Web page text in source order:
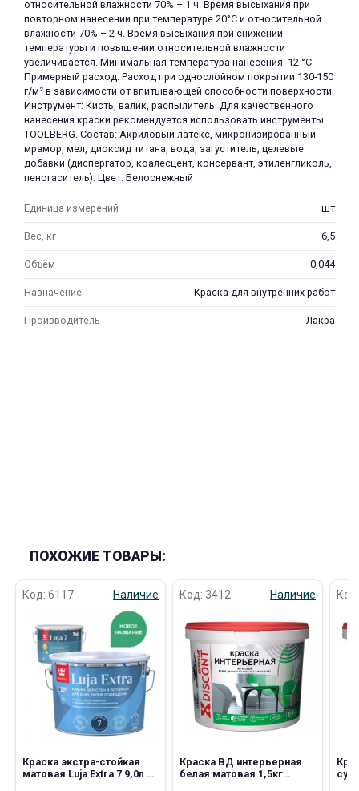
относительной влажности 70% – 1 ч. Время высыхания при
повторном нанесении при температуре 20°С и относительной
влажности 70% – 2 ч. Время высыхания при снижении
температуры и повышении относительной влажности
увеличивается. Минимальная температура нанесения: 12 °C
Примерный расход: Расход при однослойном покрытии 130-150
г/м² в зависимости от впитывающей способности поверхности.
Инструмент: Кисть, валик, распылитель. Для качественного
нанесения краски рекомендуется использовать инструменты
TOOLBERG. Состав: Акриловый латекс, микронизированный
мрамор, мел, диоксид титана, вода, загуститель, целевые
добавки (диспергатор, коалесцент, консервант, этиленгликоль,
пеногаситель). Цвет: Белоснежный
Единица измерений шт
Вес, кг 6,5
Объём 0,044
Назначение Краска для внутренних работ
Производитель Лакра
ПОХОЖИЕ ТОВАРЫ:
Код: 6117 Наличие
Краска экстра-стойкая
матовая Luja Extra 7 9,0л С
Код: 3412 Наличие
Краска ВД интерьерная
белая матовая 1,5кг